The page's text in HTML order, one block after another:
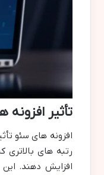
تأثیر
افزونه های سئو
رتبه های بالاتری
افزایش دهند. این